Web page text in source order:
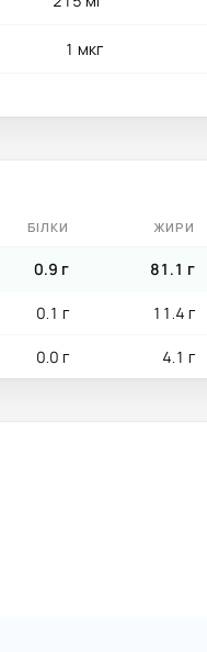
1 мкг
БІЛКИ ЖИРИ
0.9 г 81.1 г
0.1 г 11.4 г
0.0 г 4.1 г